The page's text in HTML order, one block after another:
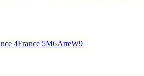
4France 5M6ArteW9